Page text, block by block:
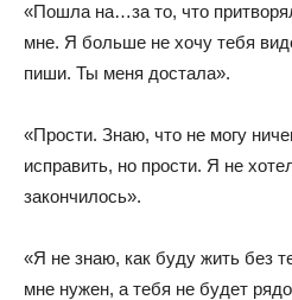
«Пошла на…за то, что
мне. Я больше не хочу тебя
пиши. Ты меня достала».
«Прости. Знаю, что не могу
исправить, но прости. Я не
закончилось».
«Я не знаю, как буду жить без
мне нужен, а тебя не будет